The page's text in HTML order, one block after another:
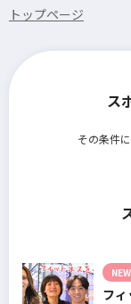
トップページ
ス
その条件
NEW
フ